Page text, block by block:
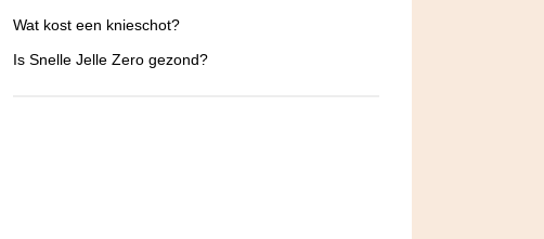
Wat kost een knieschot?
Is Snelle Jelle Zero gezond?